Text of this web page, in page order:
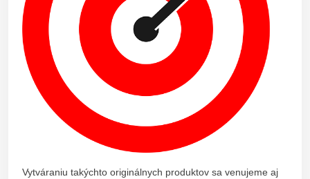
Vytváraniu takýchto originálnych produktov sa venujeme aj